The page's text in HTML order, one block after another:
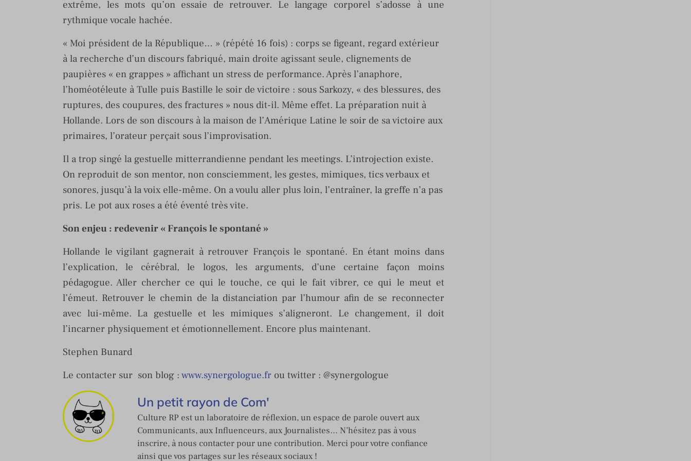
extrême, les mots qu’on essaie de retrouver. Le langage corporel s’adosse à une
rythmique vocale hachée.
« Moi président de la République… » (répété 16 fois) : corps se figeant, regard extérieur
à la recherche d’un discours fabriqué, main droite agissant seule, clignements de
paupières « en grappes » affichant un stress de performance. Après l’anaphore,
l’homéotéleute à Tulle puis Bastille le soir de victoire : sous Sarkozy, « des blessures, des
ruptures, des coupures, des fractures » nous dit-il. Même effet. La préparation nuit à
Hollande. Lors de son discours à la maison de l’Amérique Latine le soir de sa victoire aux
primaires, l’orateur perçait sous l’improvisation.
Il a trop singé la gestuelle mitterrandienne pendant les meetings. L’introjection existe.
On reproduit de son mentor, non consciemment, les gestes, mimiques, tics verbaux et
sonores, jusqu’à la voix elle-même. On a voulu aller plus loin, l’entraîner, la greffe n’a pas
pris. Le pot aux roses a été éventé très vite.
Son enjeu : redevenir « François le spontané »
Hollande le vigilant gagnerait à retrouver François le spontané. En étant moins dans
l’explication, le cérébral, le logos, les arguments, d’une certaine façon moins
pédagogue. Aller chercher ce qui le touche, ce qui le fait vibrer, ce qui le meut et
l’émeut. Retrouver le chemin de la distanciation par l’humour afin de se reconnecter
avec lui-même. La gestuelle et les mimiques s’aligneront. Le changement, il doit
l’incarner physiquement et émotionnellement. Encore plus maintenant.
Stephen Bunard
Le contacter sur son blog : www.synergologue.fr ou twitter : @synergologue
Un petit rayon de Com'
Culture RP est un laboratoire de réflexion, un espace de parole ouvert aux
Communicants, aux Influenceurs, aux Journalistes… N’hésitez pas à vous
inscrire, à nous contacter pour une contribution. Merci pour votre confiance
ainsi que vos partages sur les réseaux sociaux !